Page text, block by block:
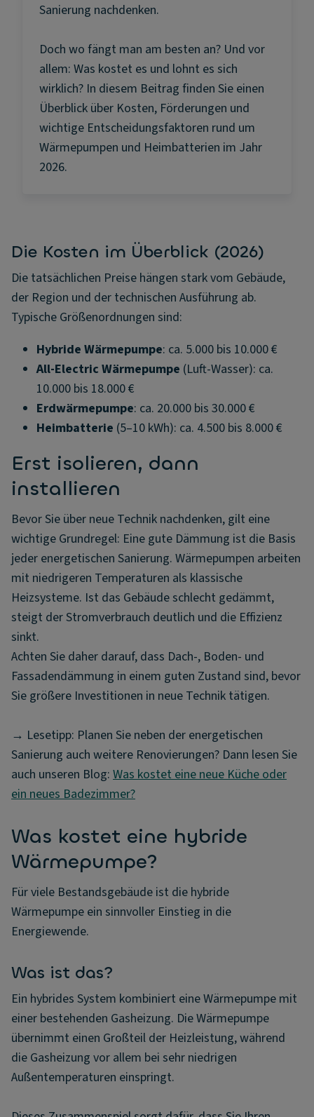
Sanierung nachdenken.
Doch wo fängt man am besten an? Und vor
allem: Was kostet es und lohnt es sich
wirklich? In diesem Beitrag finden Sie einen
Überblick über Kosten, Förderungen und
wichtige Entscheidungsfaktoren rund um
Wärmepumpen und Heimbatterien im Jahr
2026.
Die Kosten im Überblick (2026)
Die tatsächlichen Preise hängen stark vom Gebäude,
der Region und der technischen Ausführung ab.
Typische Größenordnungen sind:
Hybride Wärmepumpe: ca. 5.000 bis 10.000 €
All-Electric Wärmepumpe (Luft-Wasser): ca.
10.000 bis 18.000 €
Erdwärmepumpe: ca. 20.000 bis 30.000 €
Heimbatterie (5–10 kWh): ca. 4.500 bis 8.000 €
Erst isolieren, dann
installieren
Bevor Sie über neue Technik nachdenken, gilt eine
wichtige Grundregel: Eine gute Dämmung ist die Basis
jeder energetischen Sanierung. Wärmepumpen arbeiten
mit niedrigeren Temperaturen als klassische
Heizsysteme. Ist das Gebäude schlecht gedämmt,
steigt der Stromverbrauch deutlich und die Effizienz
sinkt.
Achten Sie daher darauf, dass Dach-, Boden- und
Fassadendämmung in einem guten Zustand sind, bevor
Sie größere Investitionen in neue Technik tätigen.
→ Lesetipp: Planen Sie neben der energetischen
Sanierung auch weitere Renovierungen? Dann lesen Sie
auch unseren Blog: Was kostet eine neue Küche oder
ein neues Badezimmer?
Was kostet eine hybride
Wärmepumpe?
Für viele Bestandsgebäude ist die hybride
Wärmepumpe ein sinnvoller Einstieg in die
Energiewende.
Was ist das?
Ein hybrides System kombiniert eine Wärmepumpe mit
einer bestehenden Gasheizung. Die Wärmepumpe
übernimmt einen Großteil der Heizleistung, während
die Gasheizung vor allem bei sehr niedrigen
Außentemperaturen einspringt.